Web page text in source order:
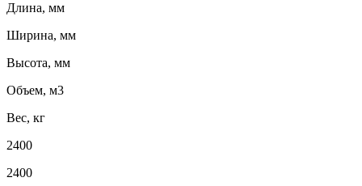
Длина, мм
Ширина, мм
Высота, мм
Объем, м3
Вес, кг
2400
2400